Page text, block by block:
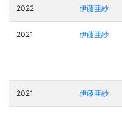
2022 伊藤亜紗
2021 伊藤亜紗
2021 伊藤亜紗